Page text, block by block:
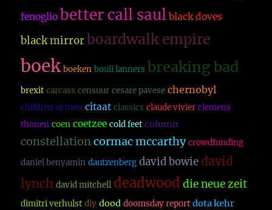
fenoglio better call saul black doves
black mirror boardwalk empire
boek boeken bouli lanners breaking bad
brexit carcass censuur cesare pavese chernobyl
children of men citaat classics claude vivier clemens
thonen coen coetzee cold feet column
constellationcormac mccarthy crowdfunding
daniel benyamin dautzenberg david bowie david
lynch david mitchell deadwood die neue zeit
dimitri verhulst diy dood doomsday report dota kehr